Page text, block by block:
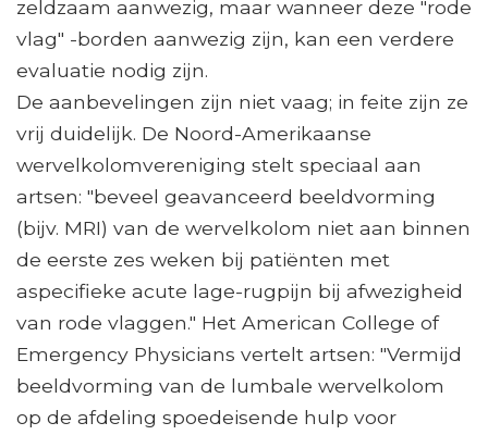
zeldzaam aanwezig, maar wanneer deze "rode
vlag" -borden aanwezig zijn, kan een verdere
evaluatie nodig zijn.
De aanbevelingen zijn niet vaag; in feite zijn ze
vrij duidelijk. De Noord-Amerikaanse
wervelkolomvereniging stelt speciaal aan
artsen: "beveel geavanceerd beeldvorming
(bijv. MRI) van de wervelkolom niet aan binnen
de eerste zes weken bij patiënten met
aspecifieke acute lage-rugpijn bij afwezigheid
van rode vlaggen." Het American College of
Emergency Physicians vertelt artsen: "Vermijd
beeldvorming van de lumbale wervelkolom
op de afdeling spoedeisende hulp voor